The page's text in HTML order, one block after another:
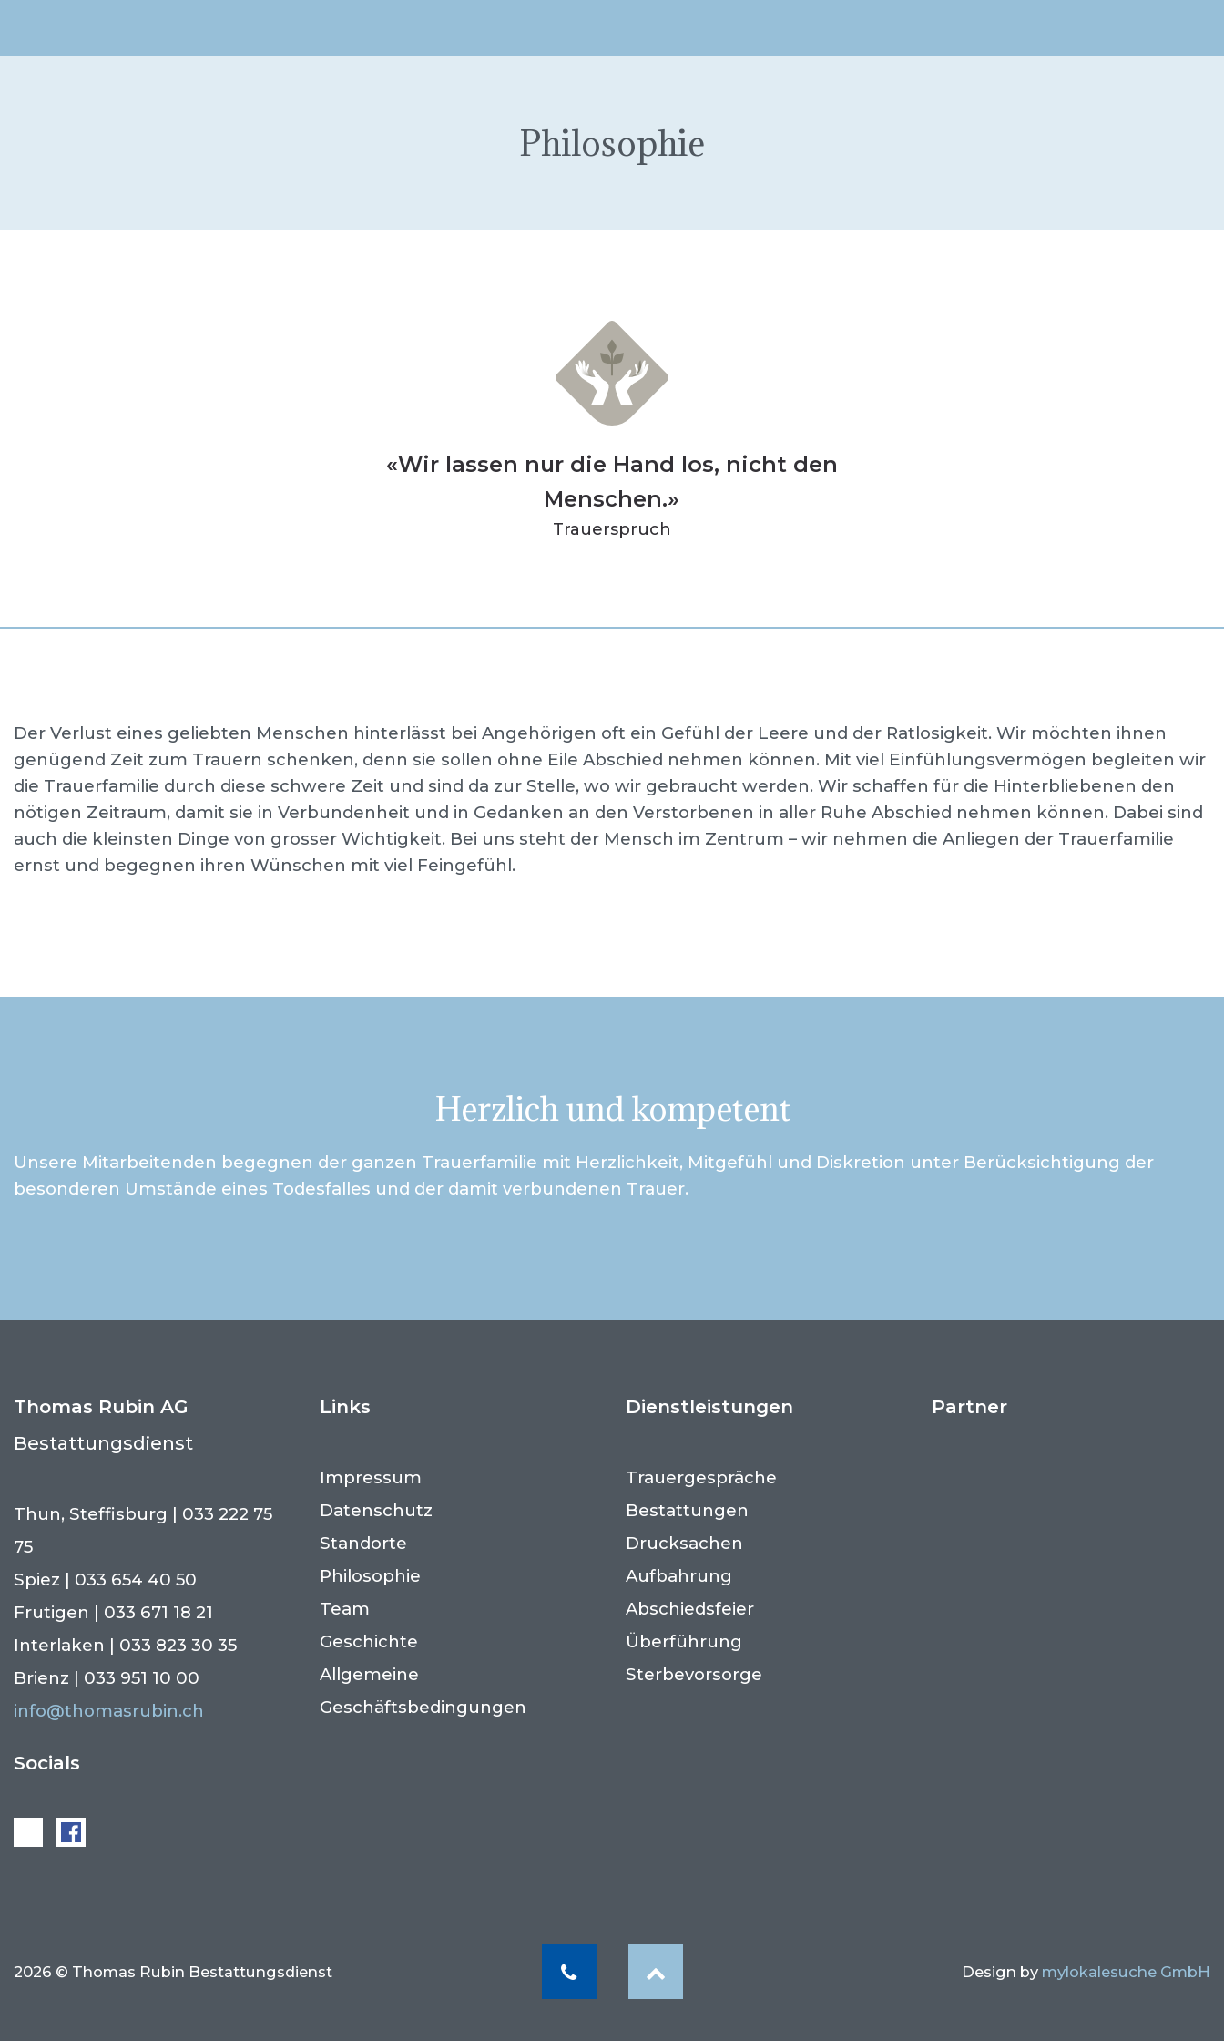
Philosophie
Wir lassen nur die Hand los, nicht den
Menschen.
Trauerspruch
Der Verlust eines geliebten Menschen hinterlässt bei Angehörigen oft ein Gefühl der Leere und der Ratlosigkeit. Wir möchten ihnen
genügend Zeit zum Trauern schenken, denn sie sollen ohne Eile Abschied nehmen können. Mit viel Einfühlungsvermögen begleiten wir
die Trauerfamilie durch diese schwere Zeit und sind da zur Stelle, wo wir gebraucht werden. Wir schaffen für die Hinterbliebenen den
nötigen Zeitraum, damit sie in Verbundenheit und in Gedanken an den Verstorbenen in aller Ruhe Abschied nehmen können. Dabei sind
auch die kleinsten Dinge von grosser Wichtigkeit. Bei uns steht der Mensch im Zentrum – wir nehmen die Anliegen der Trauerfamilie
ernst und begegnen ihren Wünschen mit viel Feingefühl.
Herzlich und kompetent
Unsere Mitarbeitenden begegnen der ganzen Trauerfamilie mit Herzlichkeit, Mitgefühl und Diskretion unter Berücksichtigung der
besonderen Umstände eines Todesfalles und der damit verbundenen Trauer.
Thomas Rubin AG
Bestattungsdienst
Thun, Steffisburg | 033 222 75
75
Spiez | 033 654 40 50
Frutigen | 033 671 18 21
Interlaken | 033 823 30 35
Brienz | 033 951 10 00
info@thomasrubin.ch
Socials
Links
Impressum
Datenschutz
Standorte
Philosophie
Team
Geschichte
Allgemeine
Geschäftsbedingungen
Dienstleistungen
Trauergespräche
Bestattungen
Drucksachen
Aufbahrung
Abschiedsfeier
Überführung
Sterbevorsorge
Partner
Design by mylokalesuche GmbH
2026 © Thomas Rubin Bestattungsdienst